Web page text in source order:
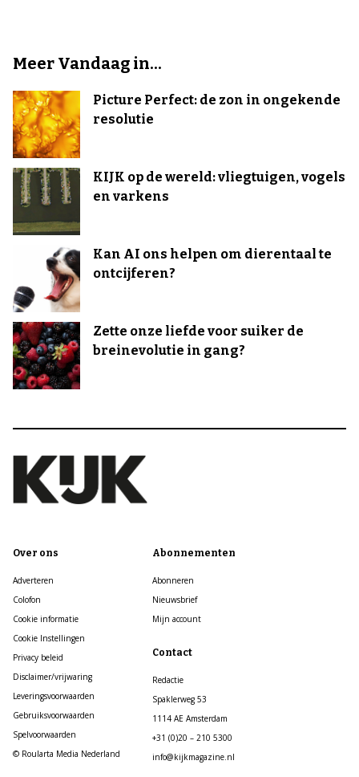
Meer Vandaag in...
Picture Perfect: de zon in ongekende
resolutie
KIJK op de wereld: vliegtuigen, vogels
en varkens
Kan AI ons helpen om dierentaal te
ontcijferen?
Zette onze liefde voor suiker de
breinevolutie in gang?
Over ons
Adverteren
Colofon
Cookie informatie
Cookie Instellingen
Privacy beleid
Disclaimer/vrijwaring
Leveringsvoorwaarden
Gebruiksvoorwaarden
Spelvoorwaarden
© Roularta Media Nederland
Abonnementen
Abonneren
Nieuwsbrief
Mijn account
Contact
Redactie
Spaklerweg 53
1114 AE Amsterdam
+31 (0)20 – 210 5300
info@kijkmagazine.nl